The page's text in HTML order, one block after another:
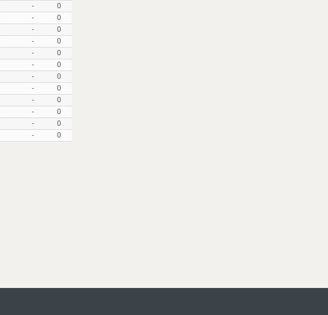
-
0
-
0
-
0
-
0
-
0
-
0
-
0
-
0
-
0
-
0
-
0
- 0